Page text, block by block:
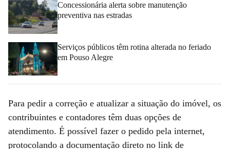
Concessionária alerta sobre manutenção
preventiva nas estradas
Serviços públicos têm rotina alterada no feriado
em Pouso Alegre
Para pedir a correção e atualizar a situação do imóvel, os
contribuintes e contadores têm duas opções de
atendimento. É possível fazer o pedido pela internet,
protocolando a documentação direto no link de